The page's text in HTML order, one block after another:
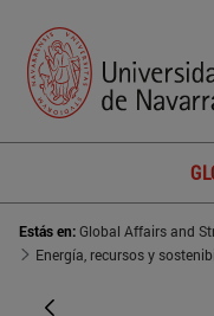
Estás en:Global Affairs and
Energía, recursos y